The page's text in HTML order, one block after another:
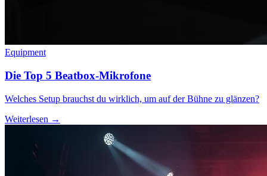
Equipment
Die Top 5 Beatbox-Mikrofone
Welches Setup brauchst du wirklich, um auf der Bühne zu glänzen?
Weiterlesen →